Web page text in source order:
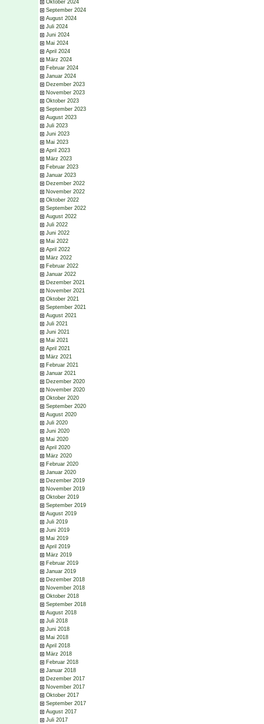
Oktober 2024
September 2024
August 2024
Juli 2024
Juni 2024
Mai 2024
April 2024
März 2024
Februar 2024
Januar 2024
Dezember 2023
November 2023
Oktober 2023
September 2023
August 2023
Juli 2023
Juni 2023
Mai 2023
April 2023
März 2023
Februar 2023
Januar 2023
Dezember 2022
November 2022
Oktober 2022
September 2022
August 2022
Juli 2022
Juni 2022
Mai 2022
April 2022
März 2022
Februar 2022
Januar 2022
Dezember 2021
November 2021
Oktober 2021
September 2021
August 2021
Juli 2021
Juni 2021
Mai 2021
April 2021
März 2021
Februar 2021
Januar 2021
Dezember 2020
November 2020
Oktober 2020
September 2020
August 2020
Juli 2020
Juni 2020
Mai 2020
April 2020
März 2020
Februar 2020
Januar 2020
Dezember 2019
November 2019
Oktober 2019
September 2019
August 2019
Juli 2019
Juni 2019
Mai 2019
April 2019
März 2019
Februar 2019
Januar 2019
Dezember 2018
November 2018
Oktober 2018
September 2018
August 2018
Juli 2018
Juni 2018
Mai 2018
April 2018
März 2018
Februar 2018
Januar 2018
Dezember 2017
November 2017
Oktober 2017
September 2017
August 2017
Juli 2017